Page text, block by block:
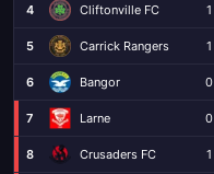
4 Cliftonville FC 1
5 Carrick Rangers 1
6 Bangor 0
7 Larne 0
8 Crusaders FC 1